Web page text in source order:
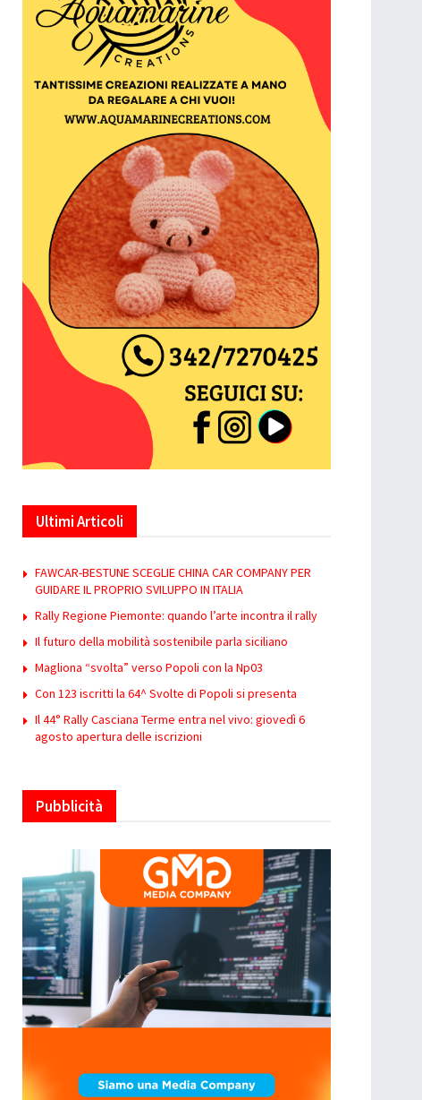
Ultimi Articoli
FAWCAR-BESTUNE SCEGLIE CHINA CAR COMPANY PER
GUIDARE IL PROPRIO SVILUPPO IN ITALIA
Rally Regione Piemonte: quando l’arte incontra il rally
Il futuro della mobilità sostenibile parla siciliano
Magliona “svolta” verso Popoli con la Np03
Con 123 iscritti la 64^ Svolte di Popoli si presenta
Il 44° Rally Casciana Terme entra nel vivo: giovedì 6
agosto apertura delle iscrizioni
Pubblicità